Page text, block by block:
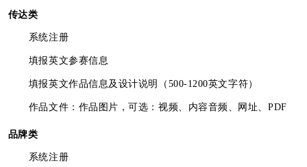
传达类
系统注册
填报英文参赛信息
填报英文作品信息及设计说明（500-1200英文字符）
作品文件：作品图片，可选：视频、内容音频、网址、PDF
品牌类
系统注册